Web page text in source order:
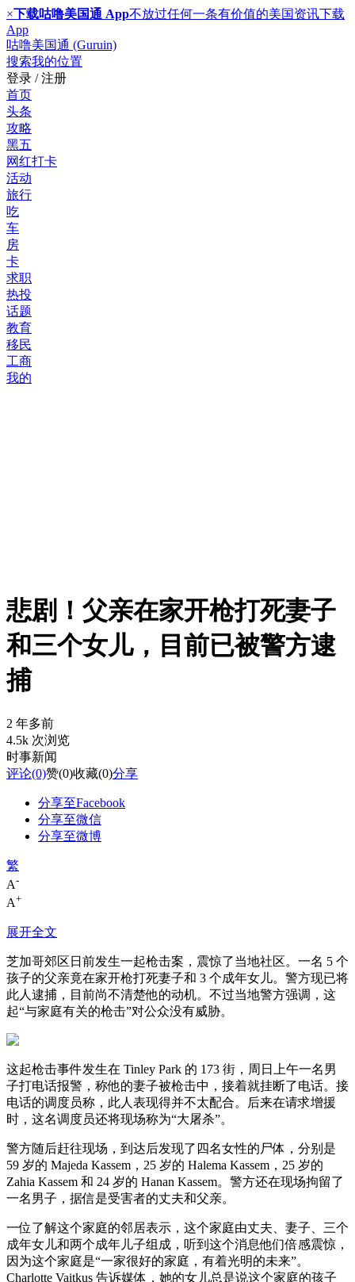
×下载咕噜美国通 App不放过任何一条有价值的美国资讯下载
App
咕噜美国通 (Guruin)
搜索我的位置
登录 / 注册
首页
头条
攻略
黑五
网红打卡
活动
旅行
吃
车
房
卡
求职
热投
话题
教育
移民
工商
我的
悲剧！父亲在家开枪打死妻子
和三个女儿，目前已被警方逮
捕
2 年多前
4.5k 次浏览
时事新闻
评论(0)赞(0)收藏(0)分享
分享至Facebook
分享至微信
分享至微博
繁
A-
A+
展开全文
芝加哥郊区日前发生一起枪击案，震惊了当地社区。一名 5 个
孩子的父亲竟在家开枪打死妻子和 3 个成年女儿。警方现已将
此人逮捕，目前尚不清楚他的动机。不过当地警方强调，这
起“与家庭有关的枪击”对公众没有威胁。
这起枪击事件发生在 Tinley Park 的 173 街，周日上午一名男
子打电话报警，称他的妻子被枪击中，接着就挂断了电话。接
电话的调度员称，此人表现得并不太配合。后来在请求增援
时，这名调度员还将现场称为“大屠杀”。
警方随后赶往现场，到达后发现了四名女性的尸体，分别是
59 岁的 Majeda Kassem，25 岁的 Halema Kassem，25 岁的
Zahia Kassem 和 24 岁的 Hanan Kassem。警方还在现场拘留了
一名男子，据信是受害者的丈夫和父亲。
一位了解这个家庭的邻居表示，这个家庭由丈夫、妻子、三个
成年女儿和两个成年儿子组成，听到这个消息他们倍感震惊，
因为这个家庭是“一家很好的家庭，有着光明的未来”。
Charlotte Vaitkus 告诉媒体，她的女儿总是说这个家庭的孩子